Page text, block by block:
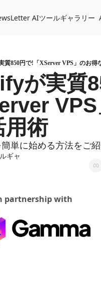
AIツールギャラリー
質850円で!「XServer VPS」のお得
が実質
用術
単に始める方法をご
ギャ
partnership with